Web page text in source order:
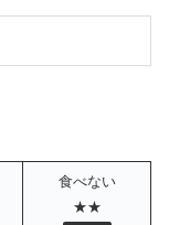
食べない
★★